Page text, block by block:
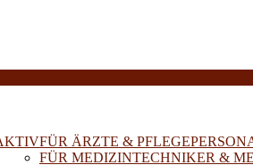
FÜR ÄRZTE &
FÜR MEDIZINTECHNIKER &